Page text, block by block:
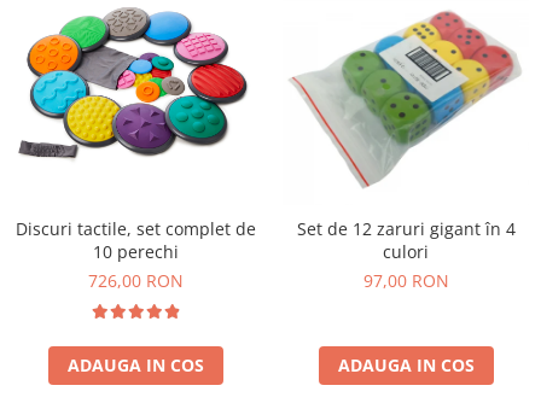
Mobilier gradinita
Montessori
Spații de joacă
Educatie inovativa
Anatomie
Dezvoltare timpurie
Experimente
Joc imaginativ
Jucării interactive
Lumina
Discuri tactile, set complet de
10 perechi
726,00 RON
ADAUGA IN COS
Set de 12 zaruri gigant în 4
culori
97,00 RON
ADAUGA IN COS